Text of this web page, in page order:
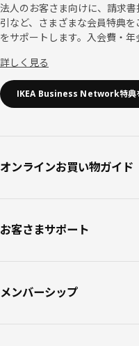
法人のお客さま向けに、請求
引など、さまざまな会員特典
をサポートします。入会費・年
詳しく見る
IKEA Business Network特典
オンラインお買い物ガイド
お客さまサポート
メンバーシップ